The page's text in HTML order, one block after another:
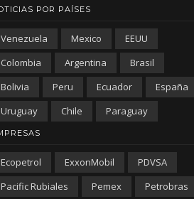
POR PAÍSES
Venezuela Mexico
EEUU
Colombia
Argentina
Brasil
Bolivia
Peru Ecuador
España
Uruguay
Chile Paraguay
Ecopetrol ExxonMobil
PDVSA
Pacific Rubiales
Pemex
Petrobras